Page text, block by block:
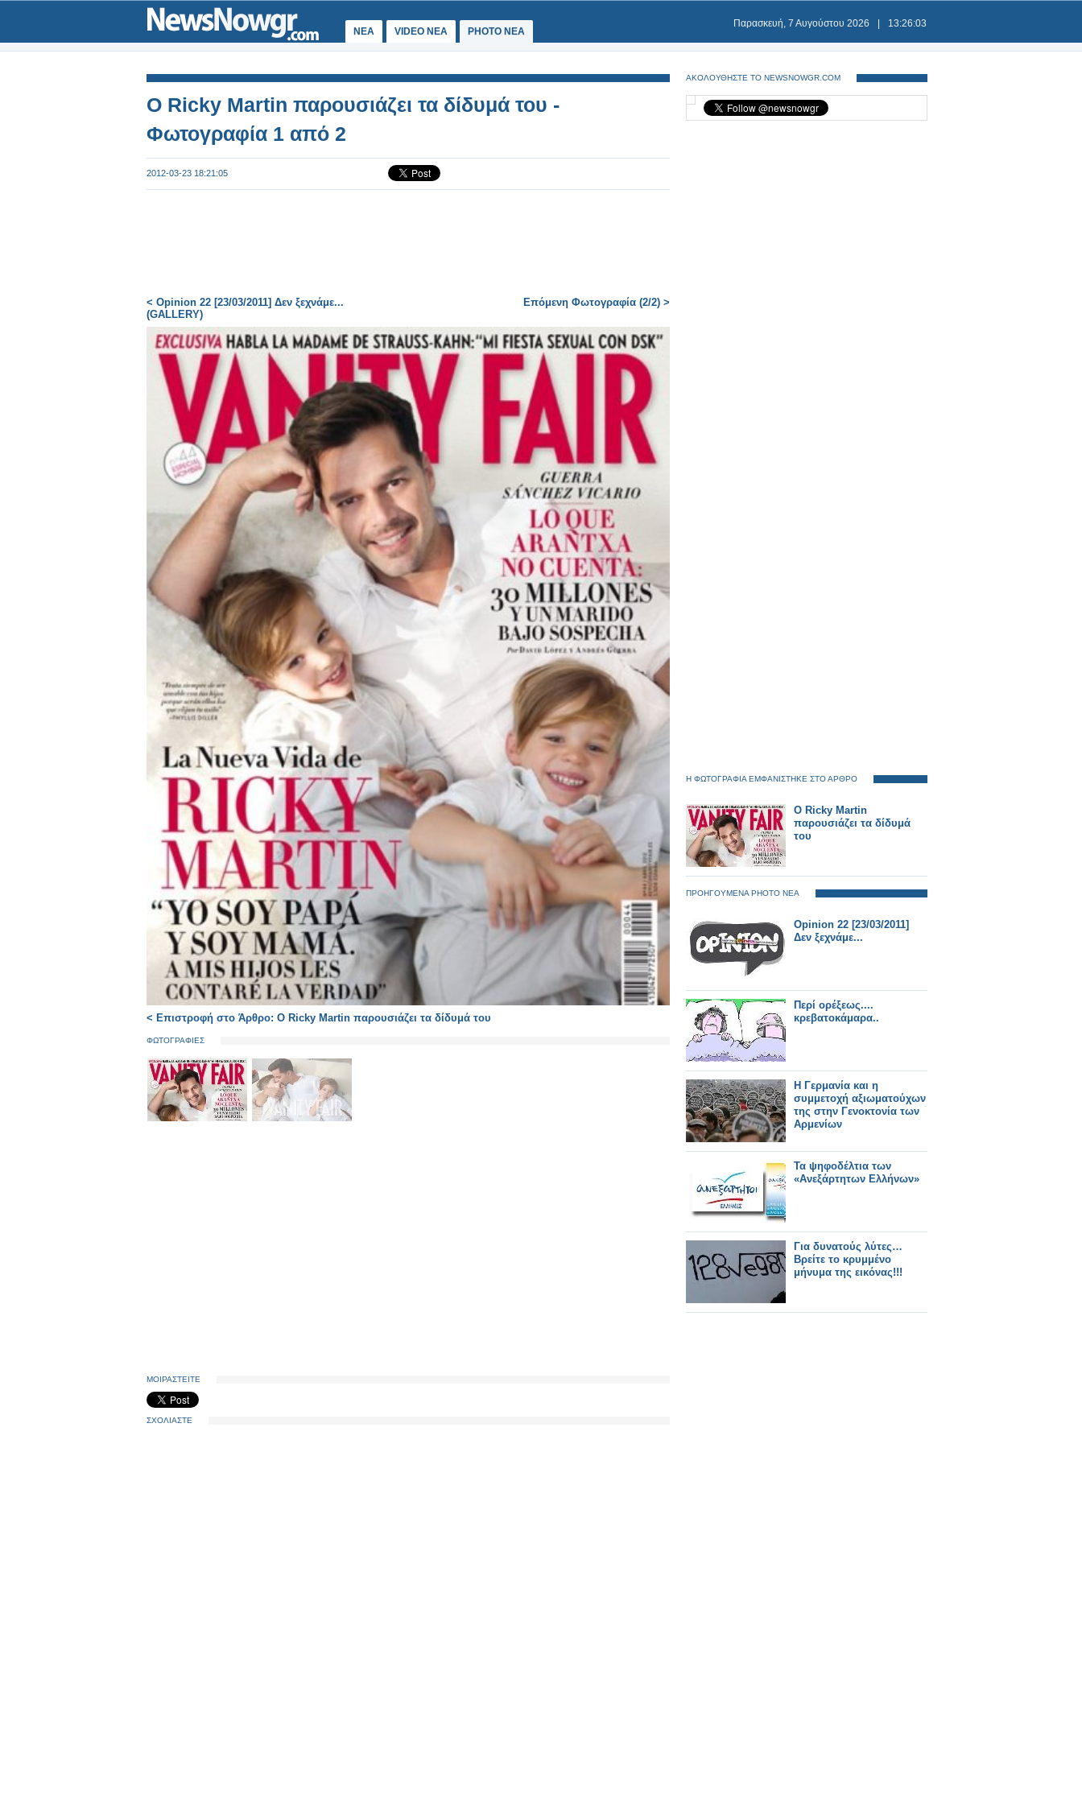
ΝΕΑ VIDEO NEA PHOTO NEA
Παρασκευή, 7 Αυγούστου 2026 13:26:03
Ο Ricky Martin παρουσιάζει τα δίδυμά του -
Φωτογραφία 1 από 2
2012-03-23 18:21:05
< Opinion 22 [23/03/2011] Δεν ξεχνάμε...
(GALLERY)
Επόμενη Φωτογραφία (2/2) >
< Επιστροφή στο Άρθρο: Ο Ricky Martin παρουσιάζει τα δίδυμά του
ΦΩΤΟΓΡΑΦΙΕΣ
ΜΟΙΡΑΣΤΕΙΤΕ
ΣΧΟΛΙΑΣΤΕ
ΑΚΟΛΟΥΘΗΣΤΕ ΤΟ NEWSNOWGR.COM
Η ΦΩΤΟΓΡΑΦΙΑ ΕΜΦΑΝΙΣΤΗΚΕ ΣΤΟ ΑΡΘΡΟ
Ο Ricky Martin
παρουσιάζει τα δίδυμά
του
ΠΡΟΗΓΟΥΜΕΝΑ PHOTO ΝΕΑ
Opinion 22 [23/03/2011]
Δεν ξεχνάμε...
Περί ορέξεως....
κρεβατοκάμαρα..
H Γερμανία και η
συμμετοχή αξιωματούχων
της στην Γενοκτονία των
Aρμενίων
Τα ψηφοδέλτια των
«Ανεξάρτητων Ελλήνων»
Για δυνατούς λύτες…
Βρείτε το κρυμμένο
μήνυμα της εικόνας!!!